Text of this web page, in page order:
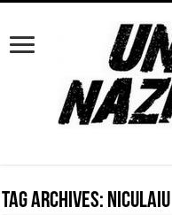
Tag Archives: Niculaiu